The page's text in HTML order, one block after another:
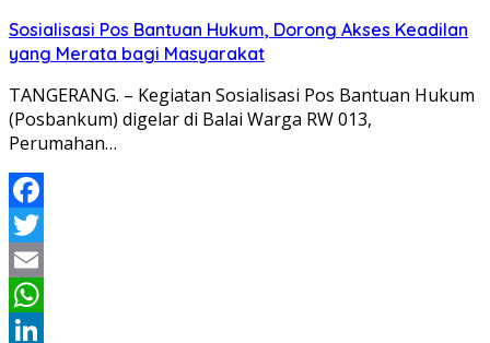
Sosialisasi Pos Bantuan Hukum, Dorong Akses Keadilan
yang Merata bagi Masyarakat
TANGERANG. – Kegiatan Sosialisasi Pos Bantuan Hukum
(Posbankum) digelar di Balai Warga RW 013,
Perumahan…
Facebook
Twitter
Email
WhatsApp